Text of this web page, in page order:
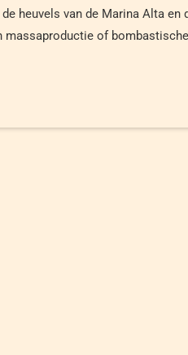
heuvels van de Marina Alta en
of
meer vertelt dan je op het